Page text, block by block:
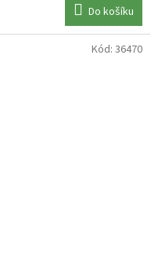
Do košíku
Kód: 36470